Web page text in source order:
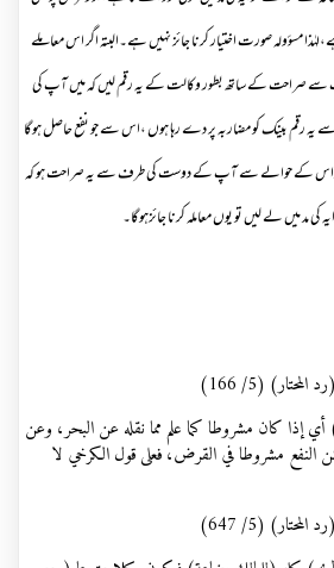
مسؤولہ صورت اختیار کرنا جائز نہیں ہے۔البتہ اگر اس معاملے
سے صراحت کے ساتھ بطور وکالت کے یہ رقم لیں کہ میں آپ کی
بینک کو مضاربہ پر دے رہا ہوں ،اس سے جو نفع حاصل ہوگا
ہواس کے حوالے سے آپ کے دوست کی طرف سے یہ صراحت ہو کہ
میں لے لیں تو یوں معاملہ کرنا جائزہوگا۔
(5/ 166)
إذا كان مشروطا كما علم مما نقله عن البحر، وعن
النفع مشروطا في القرض، فعلى قول الكرخي لا
(5/ 647)